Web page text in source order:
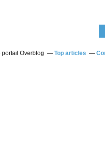
Overblog Top articles